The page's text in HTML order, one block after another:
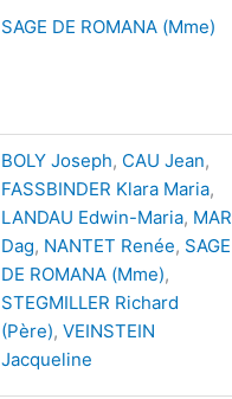
SAGE DE ROMANA (Mme)
BOLY Joseph, CAU Jean,
FASSBINDER Klara Maria,
LANDAU Edwin-Maria, MAR
Dag, NANTET Renée, SAGE
DE ROMANA (Mme),
STEGMILLER Richard
(Père), VEINSTEIN
Jacqueline